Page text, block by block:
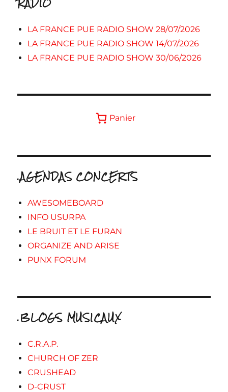
LA FRANCE PUE RADIO SHOW 28/07/2026
LA FRANCE PUE RADIO SHOW 14/07/2026
LA FRANCE PUE RADIO SHOW 30/06/2026
Panier
.AGENDAS CONCERTS
AWESOMEBOARD
INFO USURPA
LE BRUIT ET LE FURAN
ORGANIZE AND ARISE
PUNX FORUM
.BLOGS MUSICAUX
C.R.A.P.
CHURCH OF ZER
CRUSHEAD
D-CRUST